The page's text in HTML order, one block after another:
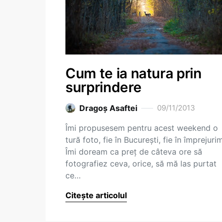
Cum te ia natura prin
surprindere
Dragoş Asaftei 09/11/2013
Îmi propusesem pentru acest weekend o
tură foto, fie în București, fie în
Îmi doream ca preț de câteva ore să
fotografiez ceva, orice, să mă las purtat
ce…
Citește articolul